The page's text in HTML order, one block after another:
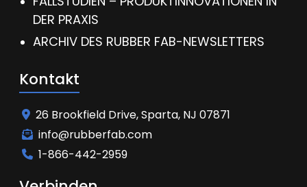
DER PRAXIS
ARCHIV DES RUBBER FAB-NEWSLETTERS
Kontakt
26 Brookfield Drive, Sparta, NJ 07871
info@rubberfab.com
1-866-442-2959